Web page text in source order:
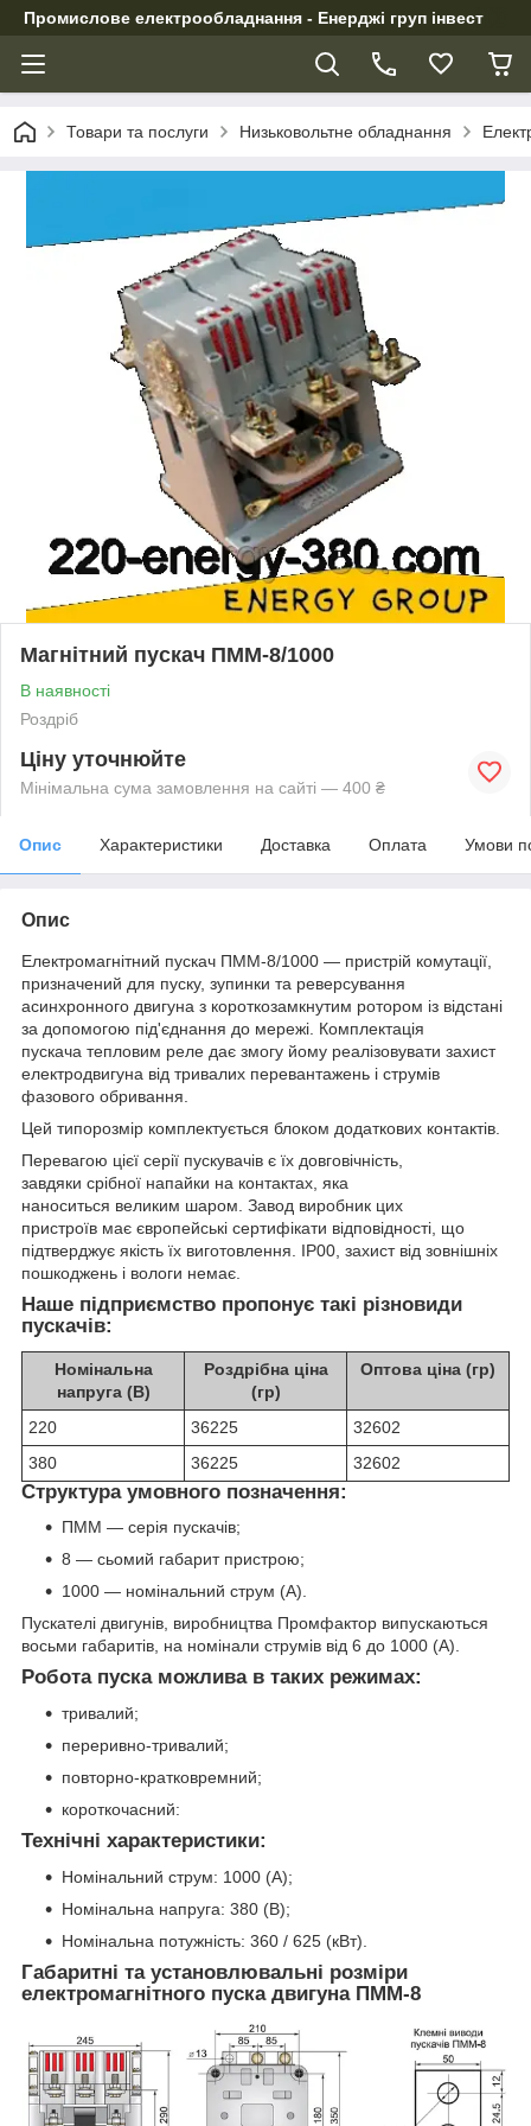
Промислове електрообладнання - Енерджі груп інвест
Товари та послуги Низьковольтне обладнання
Магнітний пускач ПММ-8/1000
В наявності
Роздріб
Ціну уточнюйте
Мінімальна сума замовлення на сайті — 400 ₴
Опис Характеристики Доставка Оплата Умови
Опис
Електромагнітний пускач ПММ-8/1000 — пристрій комутації,
призначений для пуску, зупинки та реверсування
асинхронного двигуна з короткозамкнутим ротором із відстані
за допомогою під'єднання до мережі. Комплектація
пускача тепловим реле дає змогу йому реалізовувати захист
електродвигуна від тривалих перевантажень і струмів
фазового обривання.
Цей типорозмір комплектується блоком додаткових контактів.
Перевагою цієї серії пускувачів є їх довговічність,
завдяки срібної напайки на контактах, яка
наноситься великим шаром. Завод виробник цих
пристроїв має європейські сертифікати відповідності, що
підтверджує якість їх виготовлення. IP00, захист від зовнішніх
пошкоджень і вологи немає.
Наше підприємство пропонує такі різновиди
пускачів:
Номінальна
напруга (В)
Роздрібна ціна
(гр)
Оптова ціна (гр)
220 36225
32602
380
36225 32602
Структура умовного позначення:
ПММ ― серія пускачів;
8 — сьомий габарит пристрою;
1000 — номінальний струм (А).
Пускателі двигунів, виробництва Промфактор випускаються
восьми габаритів, на номінали струмів від 6 до 1000 (А).
Робота пуска можлива в таких режимах:
тривалий;
переривно-тривалий;
повторно-кратковремний;
короткочасний:
Технічні характеристики:
Номінальний струм: 1000 (А);
Номінальна напруга: 380 (В);
Номінальна потужність: 360 / 625 (кВт).
Габаритні та установлювальні розміри
електромагнітного пуска двигуна ПММ-8